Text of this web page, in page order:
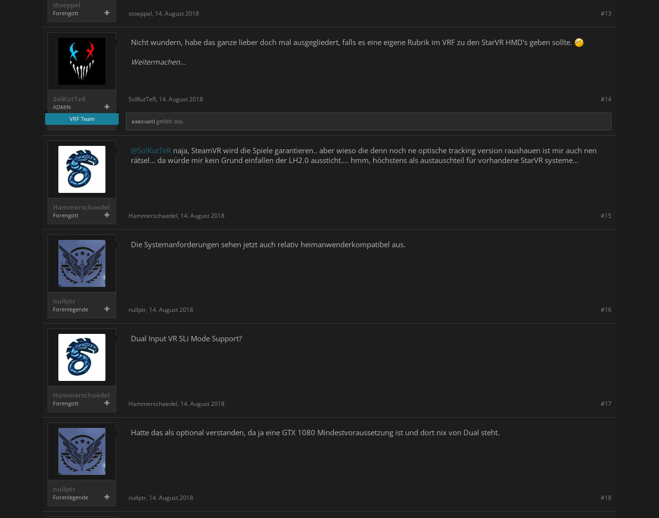
stoeppel
Forengott #13
stoeppel, 14. August 2018
SolKutTeR
ADMIN
VRF Team
Nicht wundern, habe das ganze lieber doch mal ausgegliedert, falls es eine eigene Rubrik im VRF zu den StarVR HMD's geben sollte.
Weitermachen...
#14
SolKutTeR, 14. August 2018
axacuatl gefällt das.
Hammerschaedel
Forengott
@SolKutTeR naja, SteamVR wird die Spiele garantieren.. aber wieso die denn noch ne optische tracking version raushauen ist mir auch nen
rätsel... da würde mir kein Grund einfallen der LH2.0 aussticht.... hmm, höchstens als austauschteil für vorhandene StarVR systeme...
#15
Hammerschaedel, 14. August 2018
nullptr
Forenlegende
Die Systemanforderungen sehen jetzt auch relativ heimanwenderkompatibel aus.
#16
nullptr, 14. August 2018
Hammerschaedel
Forengott
Dual Input VR SLi Mode Support?
#17
Hammerschaedel, 14. August 2018
nullptr
Forenlegende
Hatte das als optional verstanden, da ja eine GTX 1080 Mindestvoraussetzung ist und dort nix von Dual steht.
#18
nullptr, 14. August 2018